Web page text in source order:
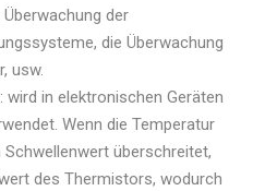
der
die Überwachung
usw.
in elektronischen Geräten
Wenn die Temperatur
überschreitet,
des Thermistors, wodurch